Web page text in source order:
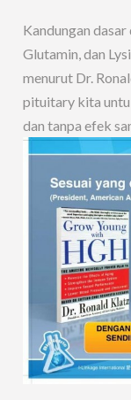
Kandungan dasar
Glutamin, dan
menurut Dr.
pituitary kita
dan tanpa efek